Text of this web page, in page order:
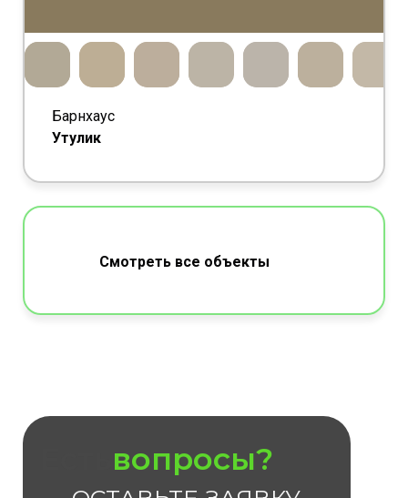
Барнхаус
Утулик
Смотреть все объекты
вопросы?